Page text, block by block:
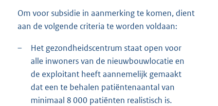
Om voor subsidie in aanmerking te komen, dient
aan de volgende criteria te worden voldaan:
–
Het gezondheidscentrum staat open voor
alle inwoners van de nieuwbouwlocatie en
de exploitant heeft aannemelijk gemaakt
dat een te behalen patiëntenaantal van
minimaal 8 000 patiënten realistisch is.